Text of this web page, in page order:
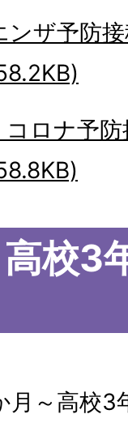
ンザ予防
ロナ予
校3
月～高校3